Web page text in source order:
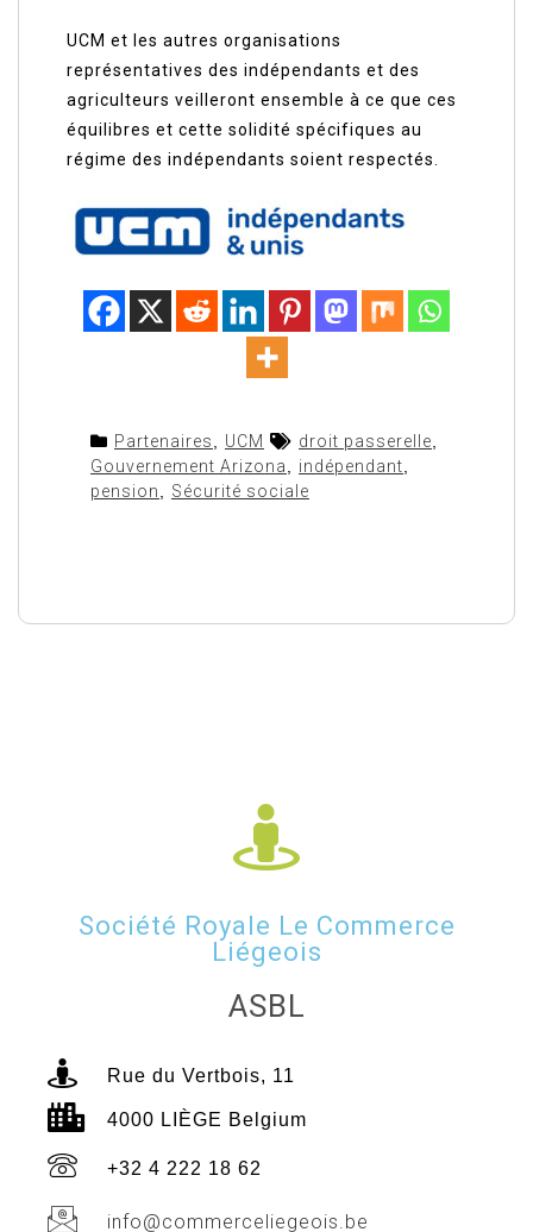
UCM et les autres organisations
représentatives des indépendants et des
agriculteurs veilleront ensemble à ce que ces
équilibres et cette solidité spécifiques au
régime des indépendants soient respectés.
Partenaires UCM droit passerelle
Gouvernement Arizona
indépendant
pension
Sécurité sociale
Société Royale Le Commerce
Liégeois
ASBL
Rue du Vertbois, 11
4000 LIÈGE Belgium
+32 4 222 18 62
info@commerceliegeois.be